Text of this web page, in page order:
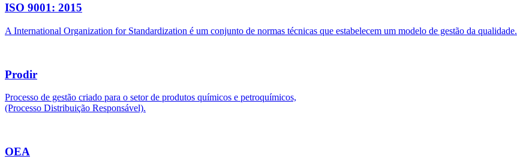
ISO 9001: 2015
A International Organization for Standardization é um conjunto de normas técnicas que estabelecem um modelo de gestão da qualidade.
Prodir
Processo de gestão criado para o setor de produtos químicos e petroquímicos,
(Processo Distribuição Responsável).
OEA